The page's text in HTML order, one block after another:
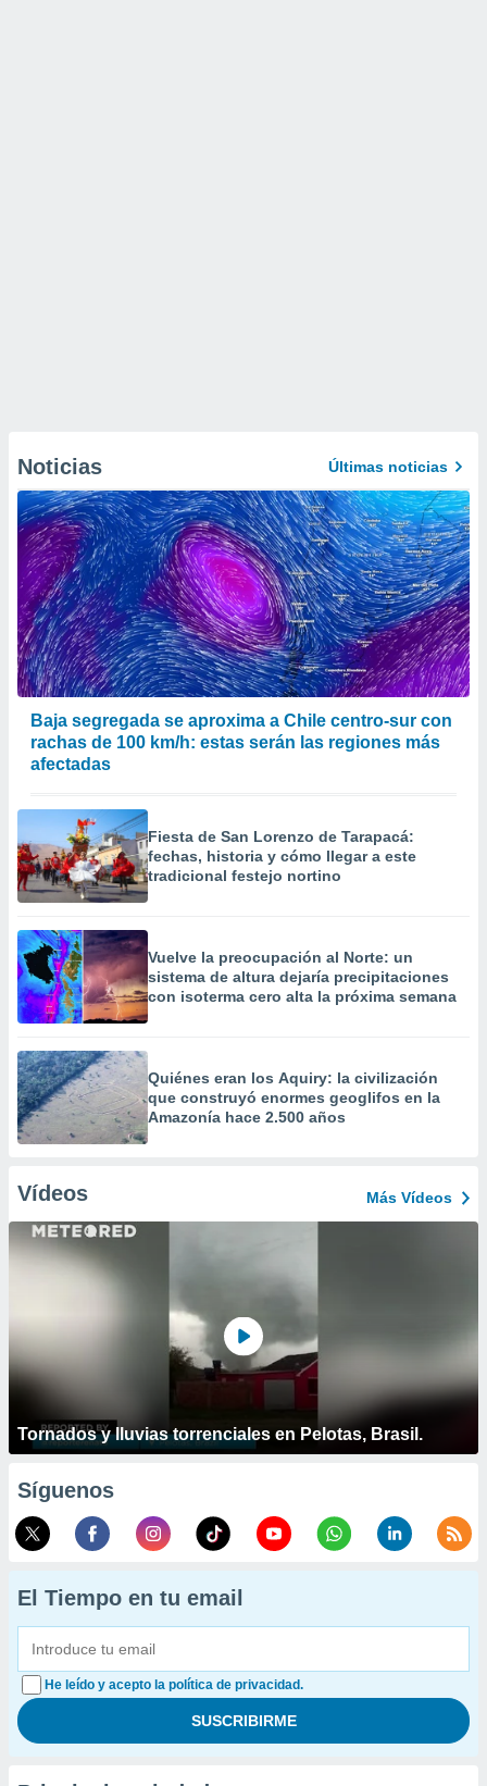
Noticias Últimas noticias
Baja segregada se aproxima a Chile centro-sur con
rachas de 100 km/h: estas serán las regiones más
afectadas
Fiesta de San Lorenzo de Tarapacá:
fechas, historia y cómo llegar a este
tradicional festejo nortino
Vuelve la preocupación al Norte: un
sistema de altura dejaría precipitaciones
con isoterma cero alta la próxima semana
Quiénes eran los Aquiry: la civilización
que construyó enormes geoglifos en la
Amazonía hace 2.500 años
Vídeos Más Vídeos
Tornados y lluvias torrenciales en Pelotas, Brasil.
Síguenos
El Tiempo en tu email
He leído y acepto la política de privacidad.